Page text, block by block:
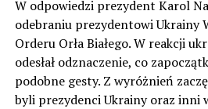
W odpowiedzi prezydent Karol
odebraniu prezydentowi Ukrainy
Orderu Orła Białego. W reakcji
odesłał odznaczenie, co
podobne gesty. Z wyróżnień
byli prezydenci Ukrainy oraz inni